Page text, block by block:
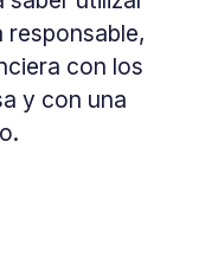
responsable,
con los
y con una